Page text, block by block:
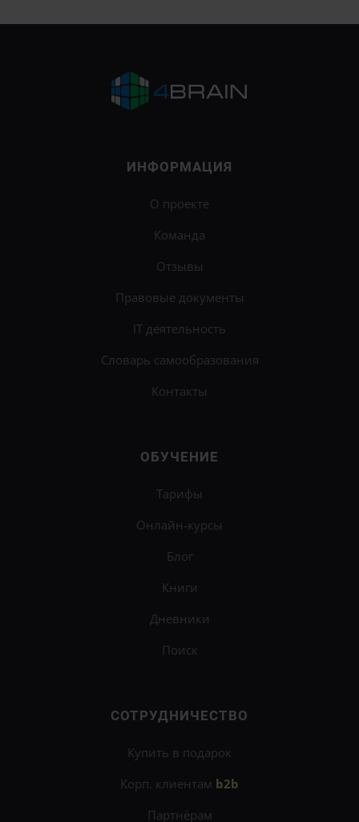
ИНФОРМАЦИЯ
О проекте
Команда
Отзывы
Правовые документы
IT деятельность
Словарь самообразования
Контакты
ОБУЧЕНИЕ
Тарифы
Онлайн-курсы
Блог
Книги
Дневники
Поиск
СОТРУДНИЧЕСТВО
Купить в подарок
Корп. клиентам b2b
Партнёрам